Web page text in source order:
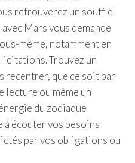
retrouverez un souffle
Mars vous demande
même, notamment en
Trouvez un
recentrer, que ce soit par
lecture ou même un
du zodiaque
à écouter vos besoins
par vos obligations ou